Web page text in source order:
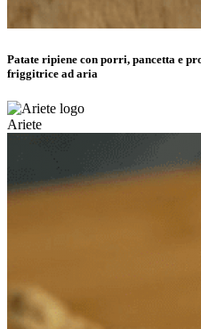
Patate ripiene con porri, pancetta e
friggitrice ad aria
Ariete